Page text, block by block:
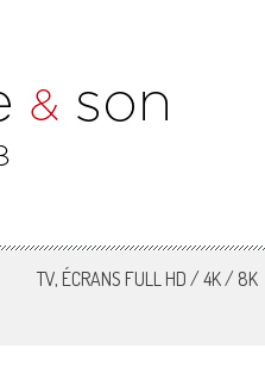
TV, ÉCRANS FULL HD / 4K / 8K